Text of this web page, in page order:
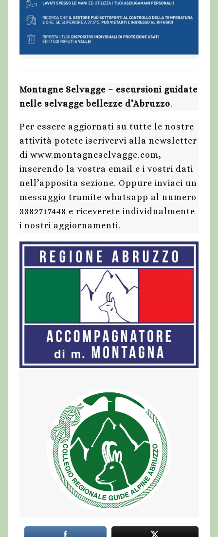
Montagne Selvagge – escursioni guidate
nelle selvagge bellezze d’Abruzzo.
Per essere aggiornati su tutte le nostre
attività potete iscrivervi alla newsletter
di www.montagneselvagge.com,
inserendo la vostra email e i vostri dati
nell’apposita sezione. Oppure inviaci un
messaggio tramite whatsapp al numero
3382717448 e riceverete individualmente
i nostri aggiornamenti.